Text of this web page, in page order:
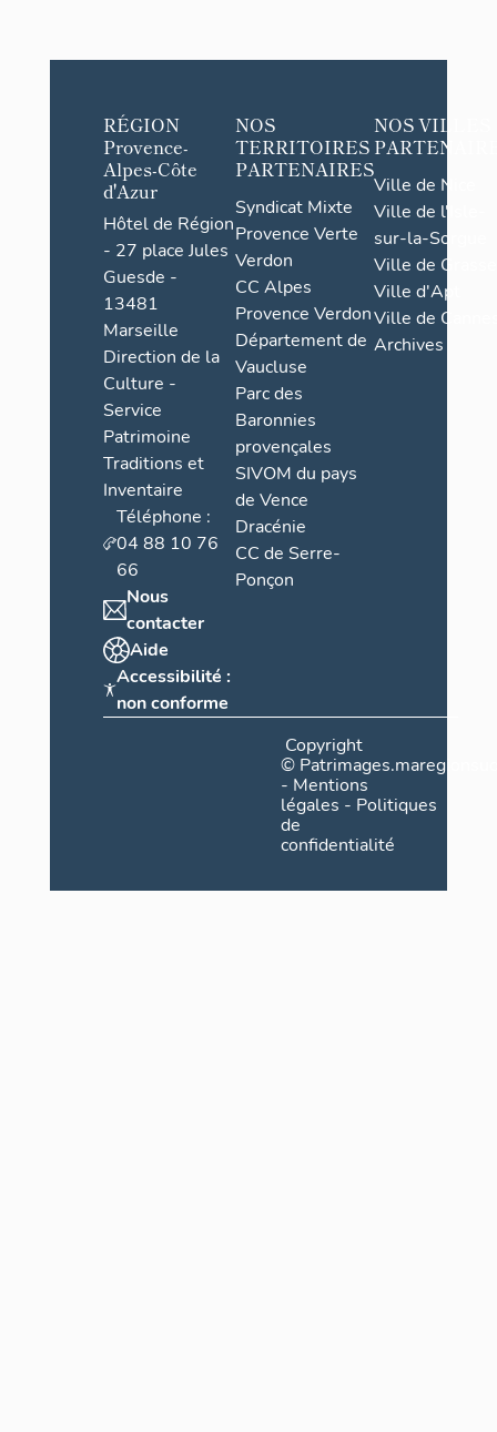
RÉGION
Provence-
Alpes-Côte
d'Azur
Hôtel de Région
- 27 place Jules
Guesde -
13481
Marseille
Direction de la
Culture -
Service
Patrimoine
Traditions et
Inventaire
Téléphone :
04 88 10 76
66
Nous
contacter
Aide
Accessibilité :
non conforme
NOS
TERRITOIRES
PARTENAIRES
Syndicat Mixte
Provence Verte
Verdon
CC Alpes
Provence Verdon
Département de
Vaucluse
Parc des
Baronnies
provençales
SIVOM du pays
de Vence
Dracénie
CC de Serre-
Ponçon
NOS VILLES
Ville de Nice
Ville de l'Isle-
sur-la-Sorgue
Ville de Grasse
Ville d'Apt
Ville de
Archives
Copyright
©
- Mentions
légales - Politiques
de
confidentialité